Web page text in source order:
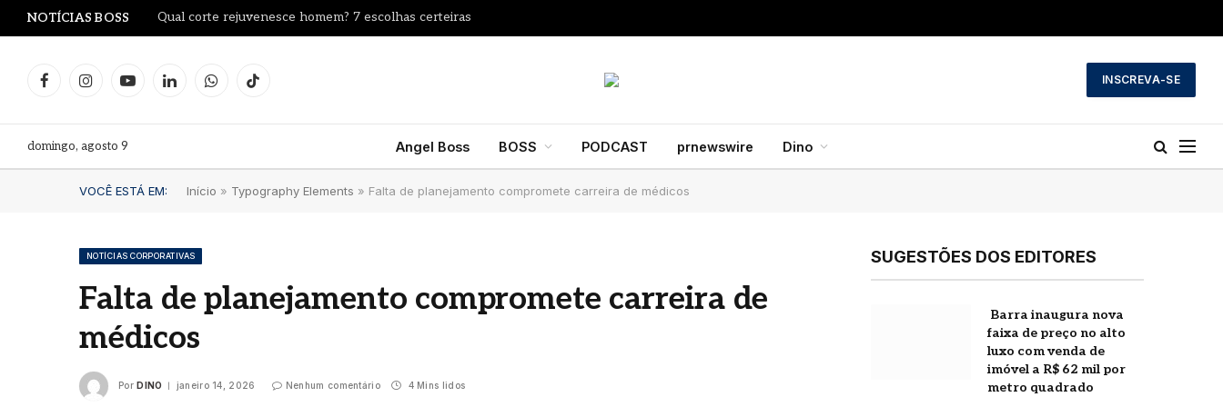
NOTÍCIAS BOSS Qual corte rejuvenesce homem? 7 escolhas certeiras
FacebookInstagramYouTubeLinkedInWhatsAppTikTok
INSCREVA-SE
domingo, agosto 9 Angel Boss BOSS PODCAST prnewswire Dino
VOCÊ ESTÁ EM: Início » Typography Elements » Falta de planejamento compromete carreira de médicos
NOTÍCIAS CORPORATIVAS
Falta de planejamento compromete carreira de
médicos
Por DINO janeiro 14, 2026 Nenhum comentário 4 Mins lidos
SUGESTÕES DOS EDITORES
Barra inaugura nova
faixa de preço no alto
luxo com venda de
imóvel a R$ 62 mil por
metro quadrado